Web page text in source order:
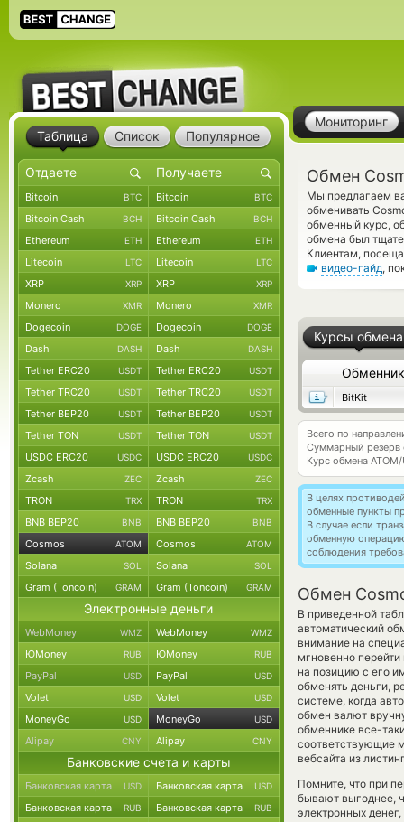
Мониторинг
Обмен
Мы предлагаем
обменивать
обменный курс,
обмена был
Клиентам,
видео-гайд,
Курсы обмена
Обменник
BitKit
Всего по
Суммарный резерв
Курс обмена
В целях
обменные пункты
В случае если
обменную
соблюдения
Обмен
В приведенной
автоматический
внимание на
мгновенно
на позицию с его
обменять деньги,
системе, когда
обмен валют
обменнике все-
соответствующие
вебсайта из
Помните, что при
бывают выгоднее,
электронных
Таблица Список Популярное
Bitcoin BTC Bitcoin BTC
Bitcoin Cash BCH Bitcoin Cash BCH
Ethereum ETH Ethereum ETH
Litecoin LTC Litecoin LTC
XRP XRP XRP XRP
Monero XMR Monero XMR
Dogecoin DOGE Dogecoin DOGE
Dash DASH Dash DASH
Tether ERC20 USDT Tether ERC20 USDT
Tether TRC20 USDT Tether TRC20 USDT
Tether BEP20 USDT Tether BEP20 USDT
Tether TON USDT Tether TON USDT
USDC ERC20 USDC USDC ERC20 USDC
Zcash ZEC Zcash ZEC
TRON TRX TRON TRX
BNB BEP20 BNB BNB BEP20 BNB
Cosmos ATOM Cosmos ATOM
Solana SOL Solana SOL
Gram (Toncoin) GRAM Gram (Toncoin) GRAM
Электронные деньги
WebMoney WMZ WebMoney WMZ
ЮMoney RUB ЮMoney RUB
PayPal USD PayPal USD
Volet USD Volet USD
MoneyGo USD MoneyGo USD
Alipay CNY Alipay CNY
Банковские счета и карты
Банковская карта USD Банковская карта USD
Банковская карта RUB Банковская карта RUB